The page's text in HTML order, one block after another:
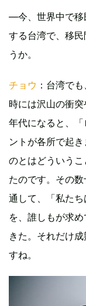
—今、世界中で移
する台湾で、移
うか。
チョウ ：台湾で
時には沢山の衝
年代になると、
ントが各所で起
のとはどういう
たのです。その
通して、「私た
を、誰しもが求
きた。それだけ
すね。